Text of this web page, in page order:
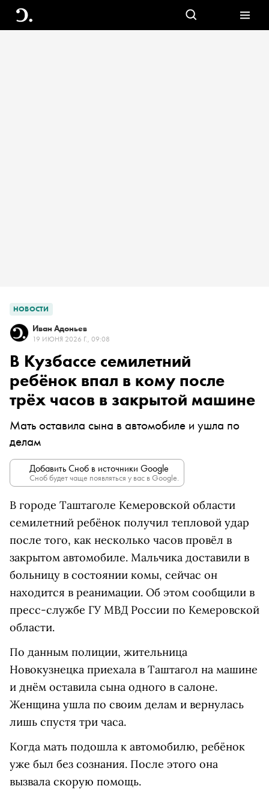
НОВОСТИ
Иван Адоньев
19 ИЮНЯ 2026 Г., 09:08
В Кузбассе семилетний
ребёнок впал в кому после
трёх часов в закрытой машине
Мать оставила сына в автомобиле и ушла по
делам
Добавить Сноб в источники Google
Сноб будет чаще появляться у вас в Google.
В городе Таштаголе Кемеровской области
семилетний ребёнок получил тепловой удар
после того, как несколько часов провёл в
закрытом автомобиле. Мальчика доставили в
больницу в состоянии комы, сейчас он
находится в реанимации. Об этом сообщили в
пресс-службе ГУ МВД России по Кемеровской
области.
По данным полиции, жительница
Новокузнецка приехала в Таштагол на машине
и днём оставила сына одного в салоне.
Женщина ушла по своим делам и вернулась
лишь спустя три часа.
Когда мать подошла к автомобилю, ребёнок
уже был без сознания. После этого она
вызвала скорую помощь.